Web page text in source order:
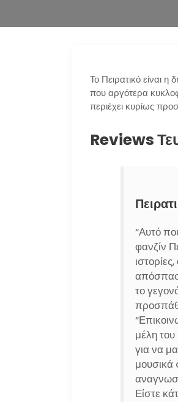
Το Πειρατικό είναι
που αργότερα
περιέχει κυρίως
Reviews
“Αυτό
φανζίν
το
μέλη
για να
μουσικά
Είστε